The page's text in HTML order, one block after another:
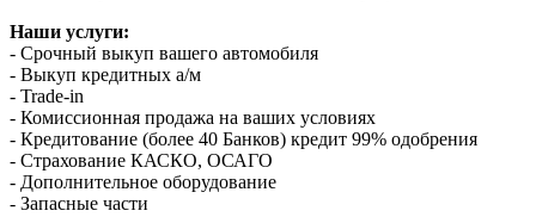
Наши услуги:
- Срочный выкуп вашего автомобиля
- Выкуп кредитных а/м
- Trade-in
- Комиссионная продажа на ваших условиях
- Кредитование (более 40 Банков) кредит 99% одобрения
- Страхование КАСКО, ОСАГО
- Дополнительное оборудование
- Запасные части